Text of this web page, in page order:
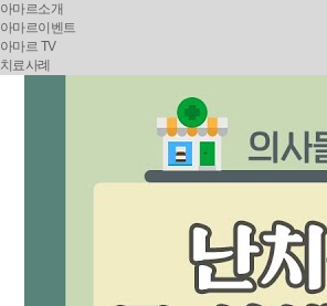
아마르소개
아마르이벤트
아마르 TV
치료사례